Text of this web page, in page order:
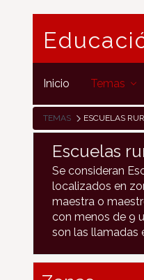
Inicio Temas
TEMAS ESCUELAS
Escuelas
Se consideran
localizados en
maestra o
con menos de 9
son las llamadas